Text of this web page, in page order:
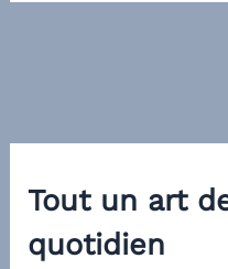
Tout un art
quotidien